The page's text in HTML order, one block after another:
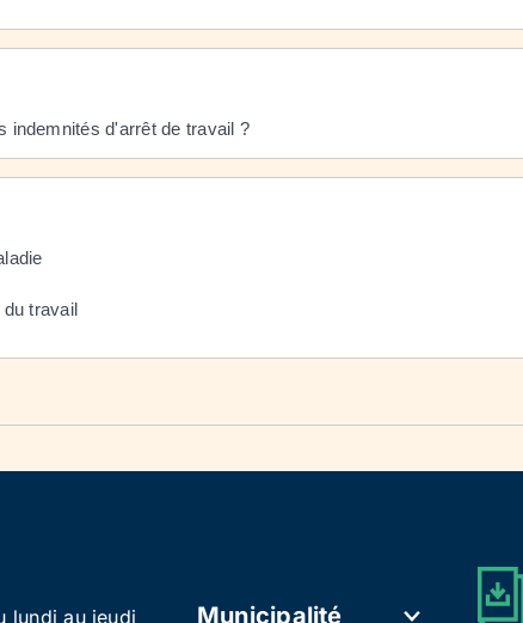
indemnités d'arrêt de travail ?
travail
lundi au jeudi Municipalité